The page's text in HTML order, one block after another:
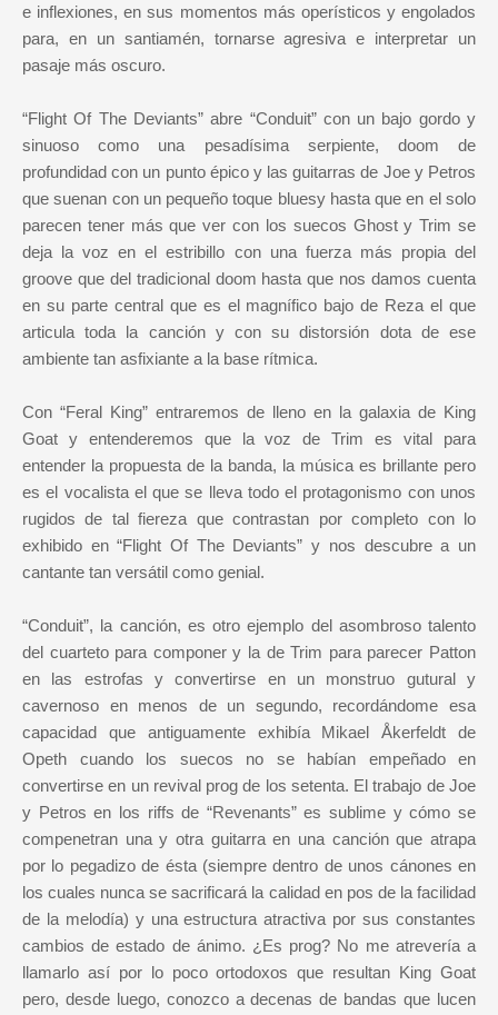
e inflexiones, en sus momentos más operísticos y engolados
para, en un santiamén, tornarse agresiva e interpretar un
pasaje más oscuro.
“Flight Of The Deviants” abre “Conduit” con un bajo gordo y
sinuoso como una pesadísima serpiente, doom de
profundidad con un punto épico y las guitarras de Joe y Petros
que suenan con un pequeño toque bluesy hasta que en el solo
parecen tener más que ver con los suecos Ghost y Trim se
deja la voz en el estribillo con una fuerza más propia del
groove que del tradicional doom hasta que nos damos cuenta
en su parte central que es el magnífico bajo de Reza el que
articula toda la canción y con su distorsión dota de ese
ambiente tan asfixiante a la base rítmica.
Con “Feral King” entraremos de lleno en la galaxia de King
Goat y entenderemos que la voz de Trim es vital para
entender la propuesta de la banda, la música es brillante pero
es el vocalista el que se lleva todo el protagonismo con unos
rugidos de tal fiereza que contrastan por completo con lo
exhibido en “Flight Of The Deviants” y nos descubre a un
cantante tan versátil como genial.
“Conduit”, la canción, es otro ejemplo del asombroso talento
del cuarteto para componer y la de Trim para parecer Patton
en las estrofas y convertirse en un monstruo gutural y
cavernoso en menos de un segundo, recordándome esa
capacidad que antiguamente exhibía Mikael Åkerfeldt de
Opeth cuando los suecos no se habían empeñado en
convertirse en un revival prog de los setenta. El trabajo de Joe
y Petros en los riffs de “Revenants” es sublime y cómo se
compenetran una y otra guitarra en una canción que atrapa
por lo pegadizo de ésta (siempre dentro de unos cánones en
los cuales nunca se sacrificará la calidad en pos de la facilidad
de la melodía) y una estructura atractiva por sus constantes
cambios de estado de ánimo. ¿Es prog? No me atrevería a
llamarlo así por lo poco ortodoxos que resultan King Goat
pero, desde luego, conozco a decenas de bandas que lucen